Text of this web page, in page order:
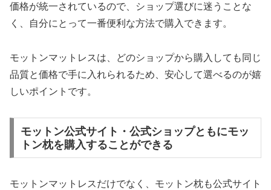
価格が統一されているので、ショップ選びに迷うことな
く、自分にとって一番便利な方法で購入できます。
モットンマットレスは、どのショップから購入しても同じ
品質と価格で手に入れられるため、安心して選べるのが嬉
しいポイントです。
モットン公式サイト・公式ショップともにモッ
トン枕を購入することができる
モットンマットレスだけでなく、モットン枕も公式サイト